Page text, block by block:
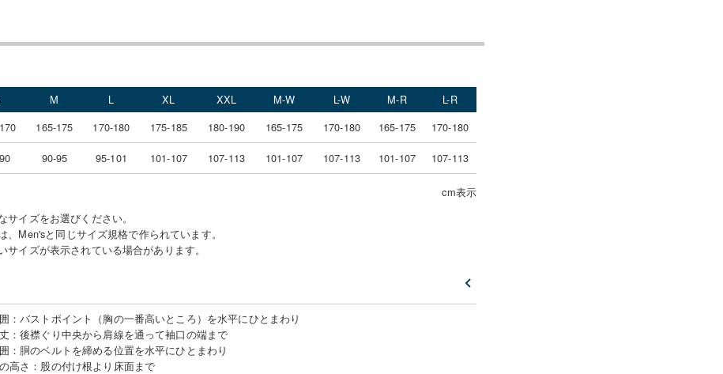
M L XL XXL M-W L-W M-R
L-R
165-175 170-180 175-185 180-190 165-175 170-180 165-175 170-180
90-95 95-101 101-107 107-113 101-107 107-113 101-107 107-113
cm表示
イズをお選びください。
、Men'sと同じサイズ規格で作られています。
イズが表示されている場合があります。
：バストポイント（胸の一番高いところ）を水平にひとまわり
：後襟ぐり中央から肩線を通って袖口の端まで
： 胴のベルトを締める位置を水平にひとまわり
高さ ： 股の付け根より床面まで